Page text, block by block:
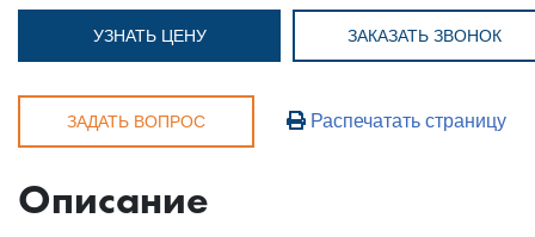
УЗНАТЬ ЦЕНУ ЗАКАЗАТЬ ЗВОНОК
ЗАДАТЬ ВОПРОС Распечатать страницу
Описание